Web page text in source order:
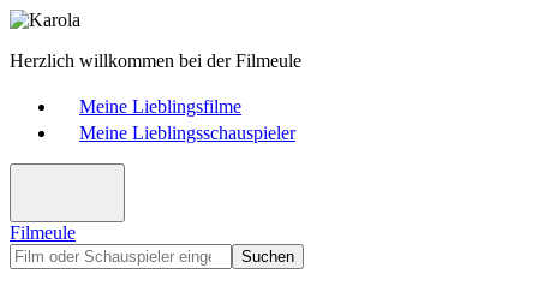
Herzlich willkommen bei der Filmeule
Meine Lieblingsfilme
Meine Lieblingsschauspieler
Filmeule
Suchen